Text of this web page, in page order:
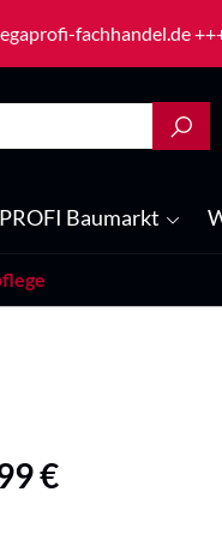
fachhandel.de
PROFI Baumarkt
Preis:
€